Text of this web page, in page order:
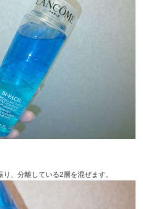
、分離している2層を混ぜます。